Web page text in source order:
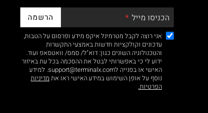
הכניסו מייל הרשמה
אני רוצה לקבל מטרמינל איקס מידע ופרסום על הטבות,
עדכונים וקולקציות חדשות באמצעי התקשרות
והטכנולוגיה השונים כגון: דוא"ל/ סמס/ וואטסאפ ועוד.
ידוע לי כי באפשרותי לבטל את ההסכמה בכל עת באיזור
האישי או בפנייה לsupport@terminalx.com. למידע
נוסף על אופן השימוש במידע האישי ראו את מדיניות
הפרטיות.